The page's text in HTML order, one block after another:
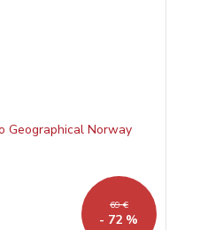
69 €
- 72 %